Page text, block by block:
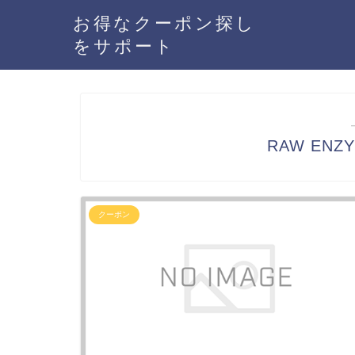
お得なクーポン探し
をサポート
RAW
クーポン